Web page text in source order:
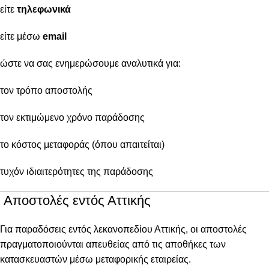
είτε τηλεφωνικά
είτε μέσω email
ώστε να σας ενημερώσουμε αναλυτικά για:
τον τρόπο αποστολής
τον εκτιμώμενο χρόνο παράδοσης
το κόστος μεταφοράς (όπου απαιτείται)
τυχόν ιδιαιτερότητες της παράδοσης
Αποστολές εντός Αττικής
Για παραδόσεις εντός λεκανοπεδίου Αττικής, οι αποστολές
πραγματοποιούνται απευθείας από τις αποθήκες των
κατασκευαστών μέσω μεταφορικής εταιρείας.